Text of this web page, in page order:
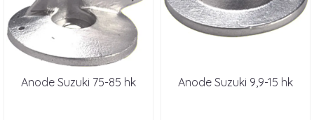
Anode Suzuki 75-85 hk Anode Suzuki 9,9-15 hk